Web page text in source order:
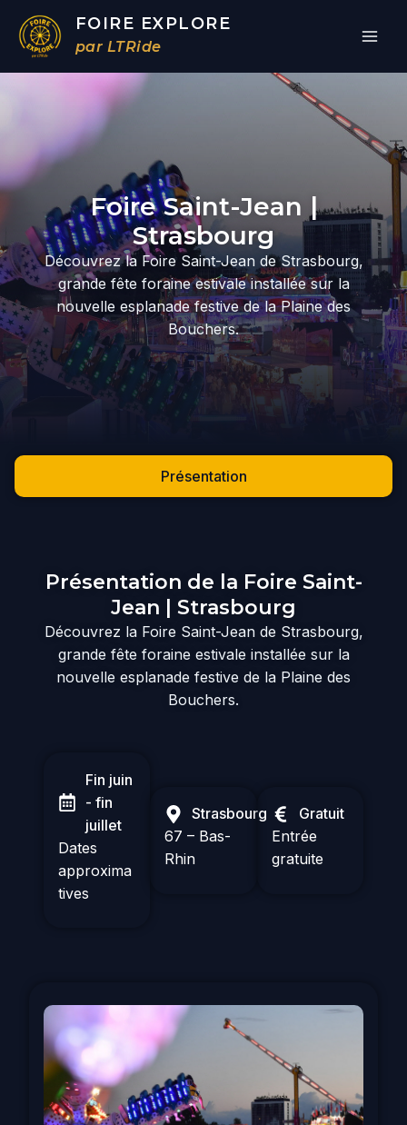
contenu
FOIRE EXPLORE
par LTRide
Foire Saint-Jean |
Strasbourg
Découvrez la Foire Saint-Jean de Strasbourg,
grande fête foraine estivale installée sur la
nouvelle esplanade festive de la Plaine des
Bouchers.
Présentation
Présentation de la Foire Saint-
Jean | Strasbourg
Découvrez la Foire Saint-Jean de Strasbourg,
grande fête foraine estivale installée sur la
nouvelle esplanade festive de la Plaine des
Bouchers.
Fin juin
- fin
juillet
Dates
approxima
tives
Strasbourg
67 – Bas-
Rhin
Gratuit
Entrée
gratuite